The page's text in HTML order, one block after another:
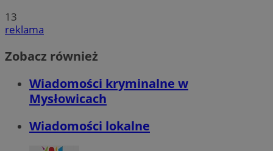
13
reklama
Zobacz również
Wiadomości kryminalne w
Mysłowicach
Wiadomości lokalne